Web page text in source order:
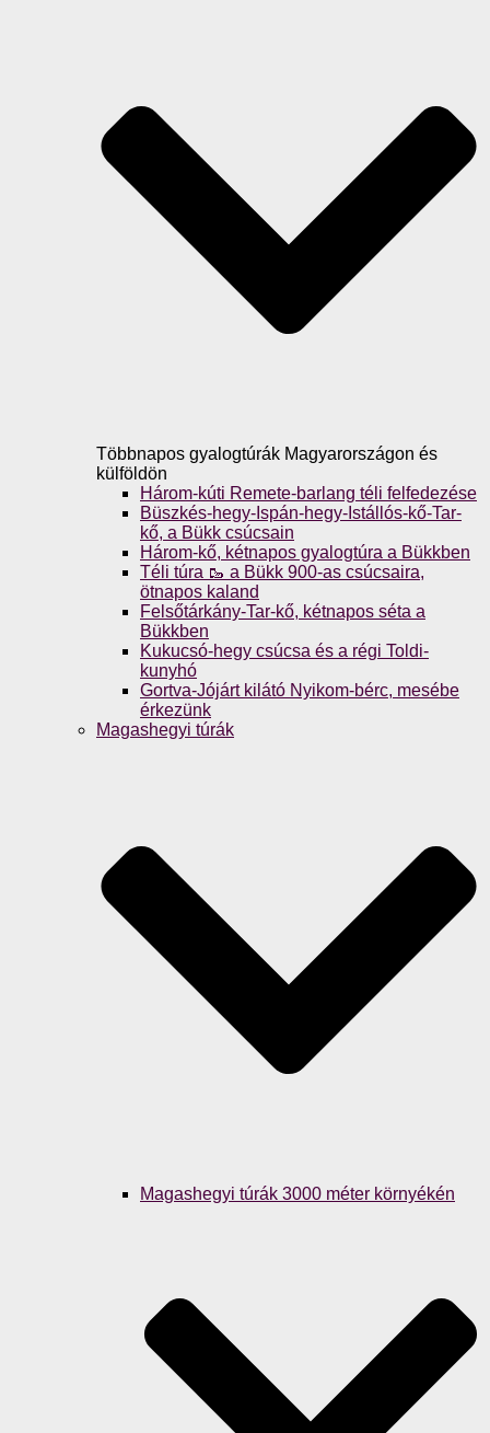
Többnapos gyalogtúrák Magyarországon és
külföldön
Három-kúti Remete-barlang téli felfedezése
Büszkés-hegy-Ispán-hegy-Istállós-kő-Tar-
kő, a Bükk csúcsain
Három-kő, kétnapos gyalogtúra a Bükkben
Téli túra 🥾 a Bükk 900-as csúcsaira,
ötnapos kaland
Felsőtárkány-Tar-kő, kétnapos séta a
Bükkben
Kukucsó-hegy csúcsa és a régi Toldi-
kunyhó
Gortva-Jójárt kilátó Nyikom-bérc, mesébe
érkezünk
Magashegyi túrák
Magashegyi túrák 3000 méter környékén